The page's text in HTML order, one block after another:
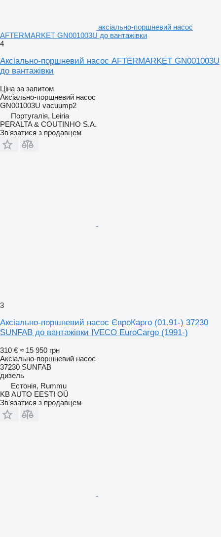
аксіально-поршневий насос
AFTERMARKET GN001003U до вантажівки
4
Аксіально-поршневий насос AFTERMARKET GN001003U
до вантажівки
Ціна за запитом
Аксіально-поршневий насос
GN001003U vacuump2
Португалія, Leiria
PERALTA & COUTINHO S.A.
Зв'язатися з продавцем
3
Аксіально-поршневий насос ЄвроКарго (01.91-) 37230
SUNFAB до вантажівки IVECO EuroCargo (1991-)
310 € ≈ 15 950 грн
Аксіально-поршневий насос
37230 SUNFAB
дизель
Естонія, Rummu
KB AUTO EESTI OÜ
Зв'язатися з продавцем